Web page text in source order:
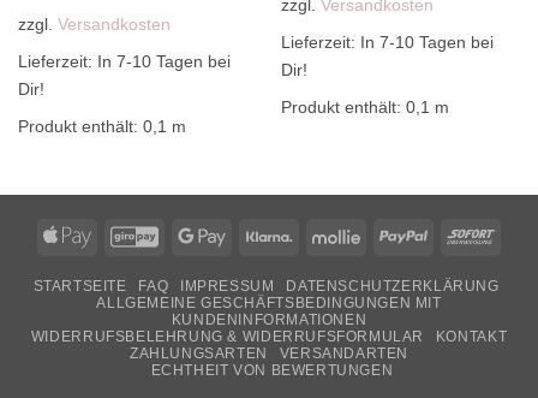
zzgl. Versandkosten
Lieferzeit: In 7-10 Tagen bei
Dir!
Produkt enthält: 0,1 m
zzgl. Versandkosten
Lieferzeit: In 7-10 Tagen bei
Dir!
Produkt enthält: 0,1 m
Apple
GiroPay Google
Klarna Mollie PayPal Sofort
STARTSEITE FAQ IMPRESSUM
DATENSCHUTZERKLÄRUNG
ALLGEMEINE GESCHÄFTSBEDINGUNGEN MIT
KUNDENINFORMATIONEN
WIDERRUFSBELEHRUNG & WIDERRUFSFORMULAR
KONTAKT
ZAHLUNGSARTEN
VERSANDARTEN
ECHTHEIT VON BEWERTUNGEN